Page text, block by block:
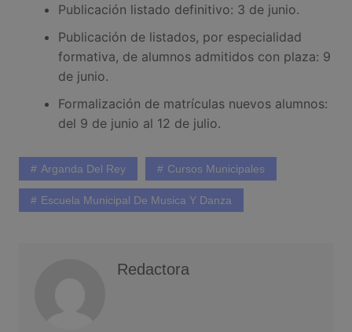
Publicación listado definitivo: 3 de junio.
Publicación de listados, por especialidad
formativa, de alumnos admitidos con plaza: 9
de junio.
Formalización de matrículas nuevos alumnos:
del 9 de junio al 12 de julio.
Arganda Del Rey Cursos Municipales
Escuela Municipal De Musica Y Danza
Redactora